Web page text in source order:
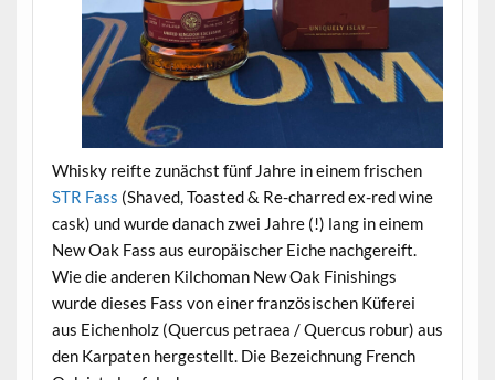
Whisky reifte zunächst fünf Jahre in einem frischen
STR Fass (Shaved, Toasted & Re-charred ex-red wine
cask) und wurde danach zwei Jahre (!) lang in einem
New Oak Fass aus europäischer Eiche nachgereift.
Wie die anderen Kilchoman New Oak Finishings
wurde dieses Fass von einer französischen Küferei
aus Eichenholz (Quercus petraea / Quercus robur) aus
den Karpaten hergestellt. Die Bezeichnung French